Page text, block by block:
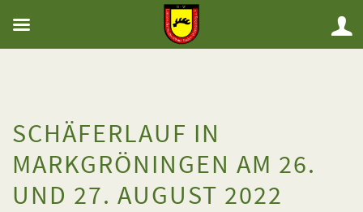
SCHÄFERLAUF IN
MARKGRÖNINGEN AM 26.
UND 27. AUGUST 2022